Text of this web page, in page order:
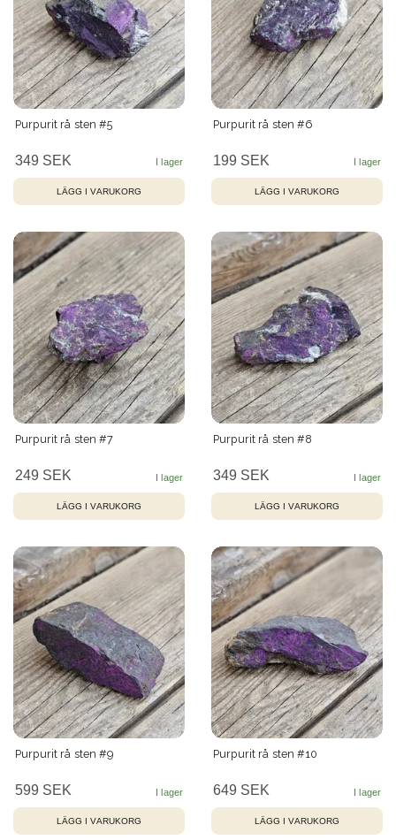
Purpurit rå sten #5
349 SEK
Purpurit rå sten #6
199 SEK
Purpurit rå sten #7
249 SEK
Purpurit rå sten #8
349 SEK
Purpurit rå sten #9
599 SEK
Purpurit rå sten #10
649 SEK